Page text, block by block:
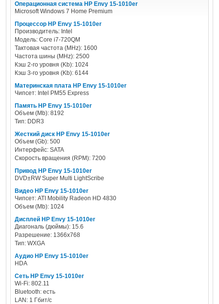
Операционная система HP Envy 15-1010er
Microsoft Windows 7 Home Premium
Процессор HP Envy 15-1010er
Производитель: Intel
Модель: Core i7-720QM
Тактовая частота (MHz): 1600
Частота шины (MHz): 2500
Кэш 2-го уровня (Kb): 1024
Кэш 3-го уровня (Kb): 6144
Материнская плата HP Envy 15-1010er
Чипсет: Intel PM55 Express
Память HP Envy 15-1010er
Объем (Mb): 8192
Тип: DDR3
Жесткий диск HP Envy 15-1010er
Объем (Gb): 500
Интерфейс: SATA
Скорость вращения (RPM): 7200
Привод HP Envy 15-1010er
DVD±RW Super Multi LightScribe
Видео HP Envy 15-1010er
Чипсет: ATI Mobility Radeon HD 4830
Объем (Mb): 1024
Дисплей HP Envy 15-1010er
Диагональ (дюймы): 15.6
Разрешение: 1366x768
Тип: WXGA
Аудио HP Envy 15-1010er
HDA
Сеть HP Envy 15-1010er
Wi-Fi: 802.11
Bluetooth: есть
LAN: 1 Гбит/с